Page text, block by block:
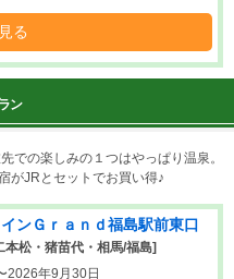
る
ン
での楽しみの１つはやっぱり温泉。
がJRとセットでお買い得♪
ンＧｒａｎｄ福島駅前東口
本松・猪苗代・相馬/福島]
2026年9月30日